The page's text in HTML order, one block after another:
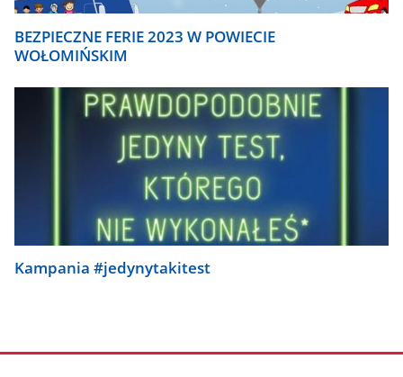
BEZPIECZNE FERIE 2023 W POWIECIE
WOŁOMIŃSKIM
Kampania #jedynytakitest